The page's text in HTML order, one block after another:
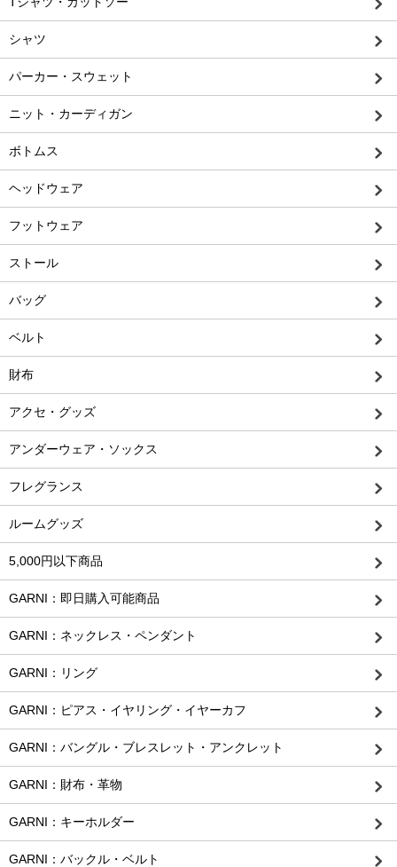
シャツ
パーカー・スウェット
ニット・カーディガン
ボトムス
ヘッドウェア
フットウェア
ストール
バッグ
ベルト
財布
アクセ・グッズ
アンダーウェア・ソックス
フレグランス
ルームグッズ
5,000円以下商品
GARNI：即日購入可能商品
GARNI：ネックレス・ペンダント
GARNI：リング
GARNI：ピアス・イヤリング・イヤーカフ
GARNI：バングル・ブレスレット・アンクレット
GARNI：財布・革物
GARNI：キーホルダー
GARNI：バックル・ベルト